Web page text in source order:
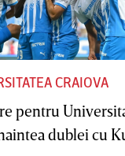
CRAIOVA
pentru
dublei cu